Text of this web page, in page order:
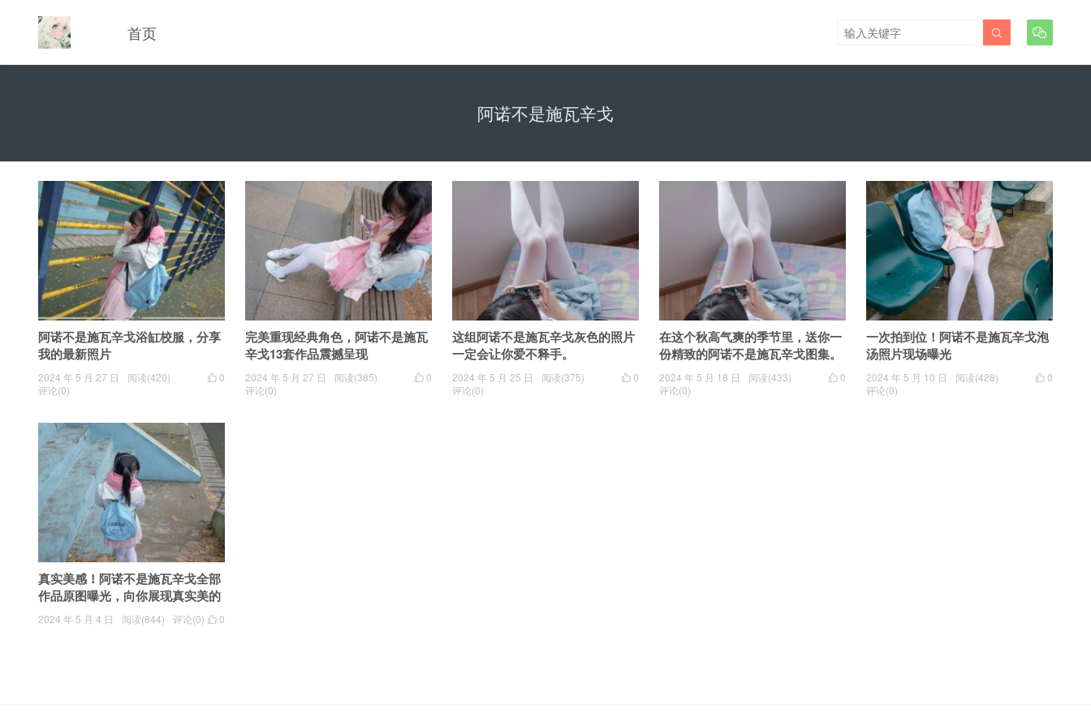
首页 

阿诺不是施瓦辛戈
阿诺不是施瓦辛戈浴缸校服，分享
我的最新照片
 0
2024 年 5 月 27 日
阅读(420)
评论(0)
完美重现经典角色，阿诺不是施瓦
辛戈13套作品震撼呈现
 0
2024 年 5 月 27 日
阅读(385)
评论(0)
这组阿诺不是施瓦辛戈灰色的照片
一定会让你爱不释手。
 0
2024 年 5 月 25 日
阅读(375)
评论(0)
在这个秋高气爽的季节里，送你一
份精致的阿诺不是施瓦辛戈图集。
 0
2024 年 5 月 18 日
阅读(433)
评论(0)
一次拍到位！阿诺不是施瓦辛戈泡
汤照片现场曝光
 0
2024 年 5 月 10 日
阅读(428)
评论(0)
真实美感！阿诺不是施瓦辛戈全部
作品原图曝光，向你展现真实美的
力量
 0
2024 年 5 月 4 日 阅读(844) 评论(0)